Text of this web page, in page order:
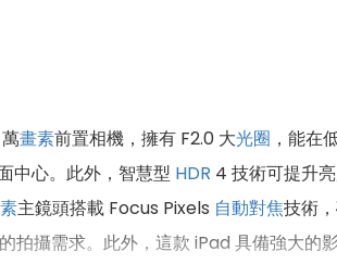
畫素前置相機，擁有 F2.0 大光圈 ，能在
中心。此外，智慧型 HDR 4 技術可提升
主鏡頭搭載 Focus Pixels 自動對焦技術
拍攝需求。此外，這款 iPad 具備強大的